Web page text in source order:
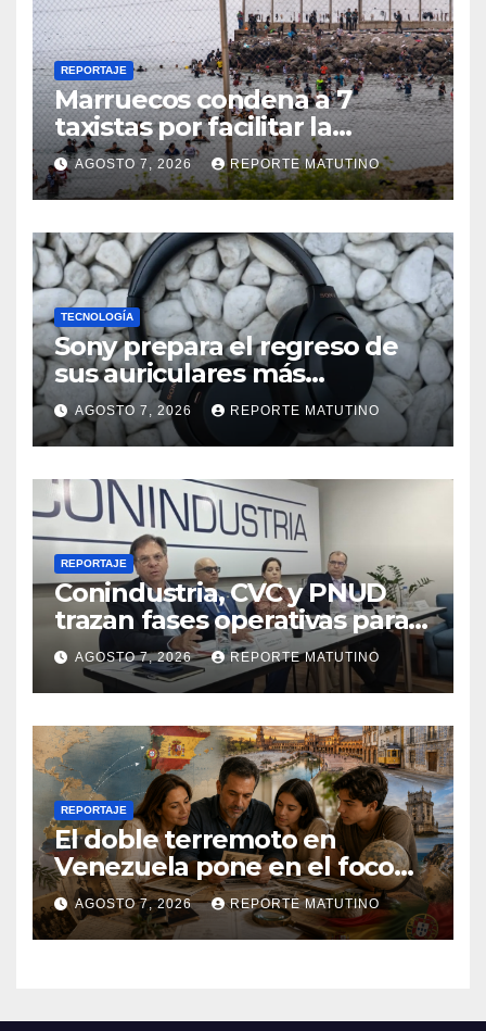
REPORTAJE
Marruecos condena a 7
taxistas por facilitar la
migración irregular hacia
Ceuta
AGOSTO 7, 2026 REPORTE MATUTINO
TECNOLOGÍA
Sony prepara el regreso de
sus auriculares más
vendidos, ahora más baratos
AGOSTO 7, 2026 REPORTE MATUTINO
REPORTAJE
Conindustria, CVC y PNUD
trazan fases operativas para
reconstruir a Venezuela
AGOSTO 7, 2026 REPORTE MATUTINO
REPORTAJE
El doble terremoto en
Venezuela pone en el foco
las alternativas legales para
solicitar la nacionalidad por
parte de personas con
AGOSTO 7, 2026 REPORTE MATUTINO